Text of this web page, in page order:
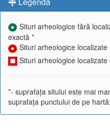
Situri arheologice fără
exactă *
Situri arheologice localizate
Situri arheologice localizate
*- suprafața sitului este mai
suprafața punctului de pe hartă;